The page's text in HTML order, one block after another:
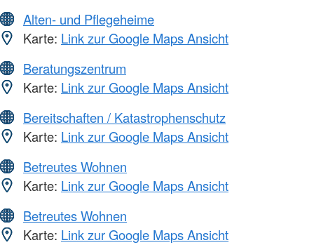
Alten- und Pflegeheime
Karte: Link zur Google Maps Ansicht
Beratungszentrum
Karte: Link zur Google Maps Ansicht
Bereitschaften / Katastrophenschutz
Karte: Link zur Google Maps Ansicht
Betreutes Wohnen
Karte: Link zur Google Maps Ansicht
Betreutes Wohnen
Karte: Link zur Google Maps Ansicht